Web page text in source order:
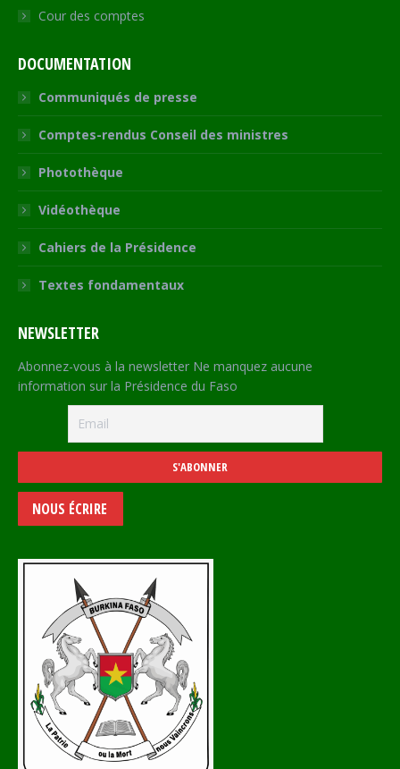
Cour des comptes
DOCUMENTATION
Communiqués de presse
Comptes-rendus Conseil des ministres
Photothèque
Vidéothèque
Cahiers de la Présidence
Textes fondamentaux
NEWSLETTER
Abonnez-vous à la newsletter Ne manquez aucune
information sur la Présidence du Faso
NOUS ÉCRIRE